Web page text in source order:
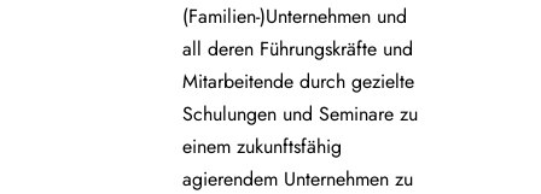
(Familien-)Unternehmen und
all deren Führungskräfte und
Mitarbeitende durch gezielte
Schulungen und Seminare zu
einem zukunftsfähig
agierendem Unternehmen zu